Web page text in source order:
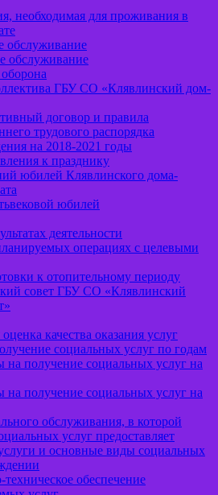
необходимая для проживания в
обслуживание
обслуживание
ГБУ СО «Клявлинский дом-
договор и правила
трудового распорядка
на 2018-2021 годы
к празднику
юбилей Клявлинского дома-
юбилей
деятельности
операциях с целевыми
к отопительному периоду
совет ГБУ СО «Клявлинский
качества оказания услуг
социальных услуг по годам
на получение социальных услуг на
на получение социальных услуг на
обслуживания, в которой
услуг предоставляет
и основные виды социальных
обеспечение